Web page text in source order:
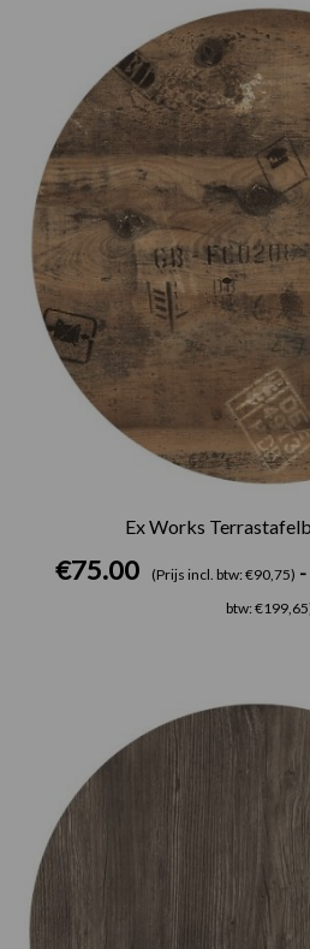
Ex Works
€75.00 (Prijs incl. btw: €90,75) -
btw: